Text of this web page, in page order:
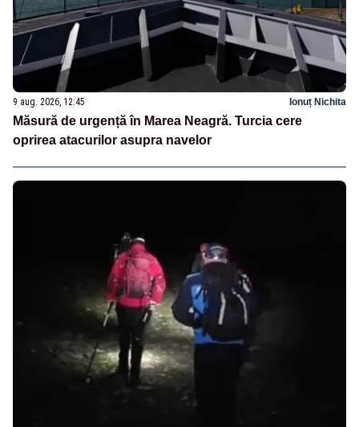
9 aug. 2026, 12:45 Ionuț Nichita
Măsură de urgență în Marea Neagră. Turcia cere
oprirea atacurilor asupra navelor